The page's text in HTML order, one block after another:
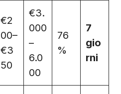
€2
00–
€3
50
€3.
000
–
6.0
00
76
%
7
gio
rni